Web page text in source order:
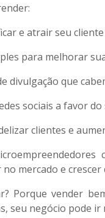
e atrair seu
para melhorar
divulgação que
sociais a favor
clientes e
mercado e crescer
Porque vender
seu negócio pode ir